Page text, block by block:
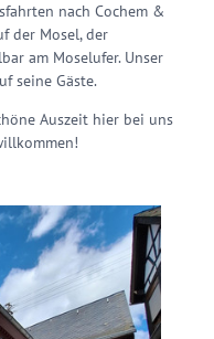
nach Cochem &
der Mosel, der
am Moselufer. Unser
seine Gäste.
Auszeit hier bei uns